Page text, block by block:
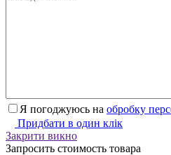
Я погоджуюсь на обробку
Придбати в один клік
Закрити викно
Запросить стоимость товара